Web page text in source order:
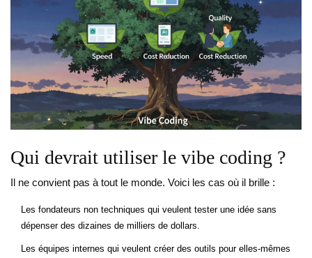
Qui devrait utiliser le vibe coding ?
Il ne convient pas à tout le monde. Voici les cas où il brille :
Les fondateurs non techniques qui veulent tester une idée sans
dépenser des dizaines de milliers de dollars.
Les équipes internes qui veulent créer des outils pour elles-mêmes